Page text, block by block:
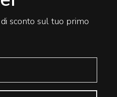
sconto sul tuo primo